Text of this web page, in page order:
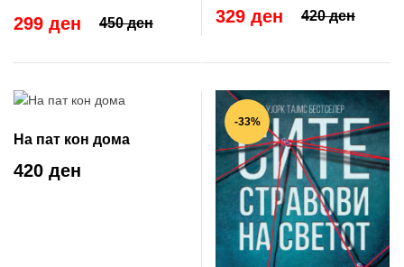
450 ден
299 ден
420 ден
329 ден
На пат кон дома
420 ден
-33%